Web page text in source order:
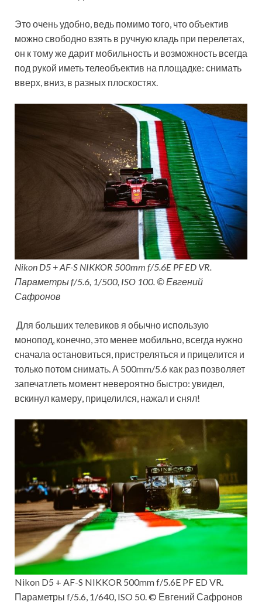
Это очень удобно, ведь помимо того, что объектив
можно свободно взять в ручную кладь при перелетах,
он к тому же дарит мобильность и возможность всегда
под рукой иметь телеобъектив на площадке: снимать
вверх, вниз, в разных плоскостях.
Nikon D5 + AF-S NIKKOR 500mm f/5.6E PF ED VR.
Параметры f/5.6, 1/500, ISO 100. © Евгений
Сафронов
Для больших телевиков я обычно использую
монопод, конечно, это менее мобильно, всегда нужно
сначала остановиться, пристреляться и прицелится и
только потом снимать. А 500mm/5.6 как раз позволяет
запечатлеть момент невероятно быстро: увидел,
вскинул камеру, прицелился, нажал и снял!
Nikon D5 + AF-S NIKKOR 500mm f/5.6E PF ED VR.
Параметры f/5.6, 1/640, ISO 50. © Евгений Сафронов